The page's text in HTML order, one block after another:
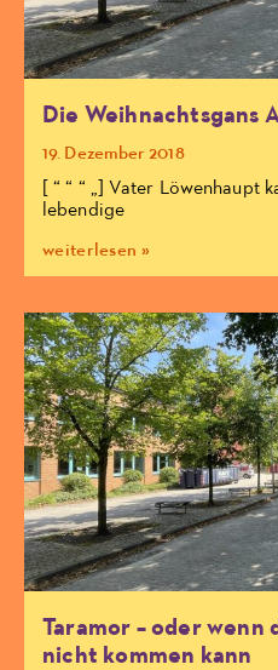
Die Weihnachtsgans
19. Dezember 2018
[ “ “ “ „] Vater Löwenhaupt
lebendige
weiterlesen »
Taramor – oder wenn
nicht kommen kann